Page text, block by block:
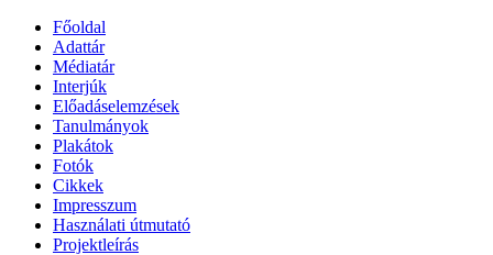
Főoldal
Adattár
Médiatár
Interjúk
Előadáselemzések
Tanulmányok
Plakátok
Fotók
Cikkek
Impresszum
Használati útmutató
Projektleírás